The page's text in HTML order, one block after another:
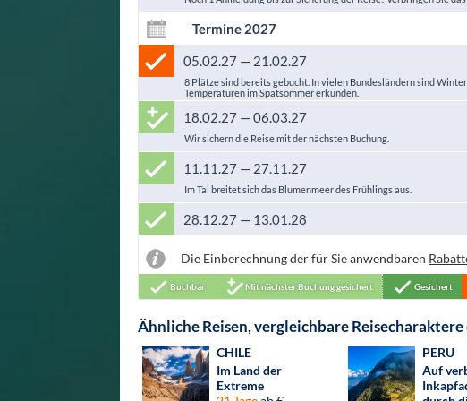
Termine 2027
05.02.27 — 21.02.27
8 Plätze sind bereits gebucht. In vielen Bundesländern sind
Temperaturen im Spätsommer erkunden.
18.02.27 — 06.03.27
Wir sichern die Reise mit der nächsten Buchung.
11.11.27 — 27.11.27
Im Tal breitet sich das Blumenmeer des Frühlings aus.
28.12.27 — 13.01.28
Die Einberechnung der für Sie anwendbaren
Buchbar Mit nächster Buchung gesichert Gesichert
Ähnliche Reisen, vergleichbare
CHILE
Im Land der
Extreme
PERU
Auf